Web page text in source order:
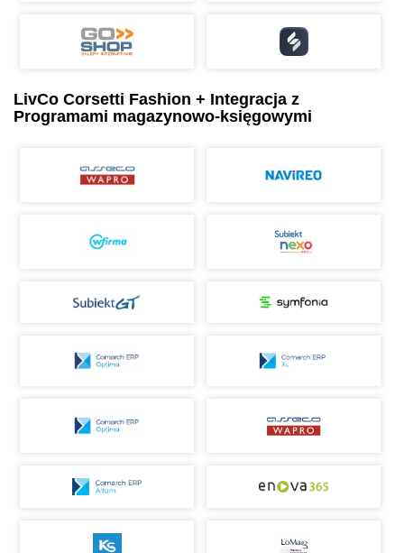
LivCo Corsetti Fashion + Integracja z
Programami magazynowo-księgowymi